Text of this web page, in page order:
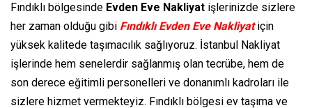
Fındıklı bölgesinde Evden Eve Nakliyat işlerinizde sizlere
her zaman olduğu gibi Fındıklı Evden Eve Nakliyatiçin
yüksek kalitede taşımacılık sağlıyoruz. İstanbul Nakliyat
işlerinde hem senelerdir sağlanmış olan tecrübe, hem de
son derece eğitimli personelleri ve donanımlı kadroları ile
sizlere hizmet vermekteyiz. Fındıklı bölgesi ev taşıma ve